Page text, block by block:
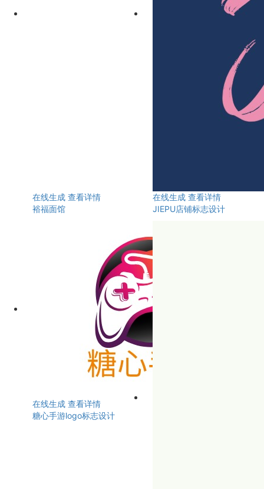
在线生成 查看详情
裕福面馆
在线生成 查看详情
JIEPU店铺标志设计
在线生成 查看详情
糖心手游logo标志设计